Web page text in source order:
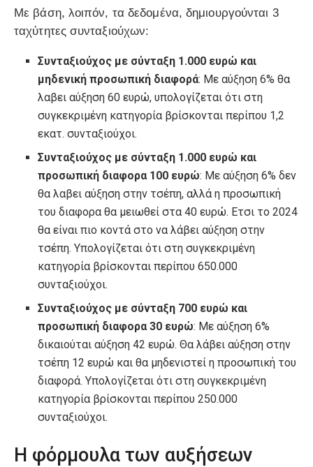
Με βάση, λοιπόν, τα δεδομένα, δημιουργούνται 3
ταχύτητες συνταξιούχων:
Συνταξιούχος με σύνταξη 1.000 ευρώ και
μηδενική προσωπική διαφορά: Με αύξηση 6% θα
λαβει αύξηση 60 ευρώ, υπολογίζεται ότι στη
συγκεκριμένη κατηγορία βρίσκονται περίπου 1,2
εκατ. συνταξιούχοι.
Συνταξιούχος με σύνταξη 1.000 ευρώ και
προσωπική διαφορα 100 ευρώ: Με αύξηση 6% δεν
θα λαβει αύξηση στην τσέπη, αλλά η προσωπική
του διαφορα θα μειωθεί στα 40 ευρώ. Ετσι το 2024
θα είναι πιο κοντά στο να λάβει αύξηση στην
τσέπη. Υπολογίζεται ότι στη συγκεκριμένη
κατηγορία βρίσκονται περίπου 650.000
συνταξιούχοι.
Συνταξιούχος με σύνταξη 700 ευρώ και
προσωπική διαφορα 30 ευρώ: Με αύξηση 6%
δικαιούται αύξηση 42 ευρώ. Θα λάβει αύξηση στην
τσέπη 12 ευρώ και θα μηδενιστεί η προσωπική του
διαφορά. Υπολογίζεται ότι στη συγκεκριμένη
κατηγορία βρίσκονται περίπου 250.000
συνταξιούχοι.
Η φόρμουλα των αυξήσεων